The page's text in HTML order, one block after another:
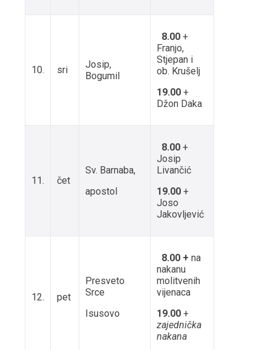
10. sri
Josip,
Bogumil
8.00 +
Franjo,
Stjepan i
ob. Krušelj
19.00 +
Džon Daka
11. čet
Sv. Barnaba,
apostol
8.00 +
Josip
Livančić
19.00 +
Joso
Jakovljević
12. pet
Presveto
Srce
Isusovo
8.00 + na
nakanu
molitvenih
vijenaca
19.00 +
zajednička
nakana